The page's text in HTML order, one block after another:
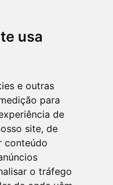
usa
e outras
para
de
site, de
conteúdo
o tráfego
a 80 EUR
em qualquer
uma árvore! Leia mais